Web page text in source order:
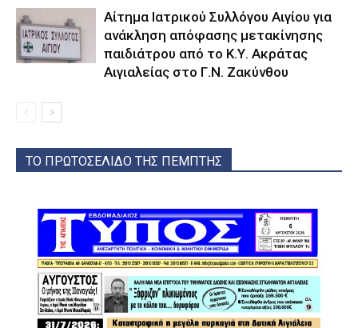
Αίτημα Ιατρικού Συλλόγου Αιγίου για
ανάκληση απόφασης μετακίνησης
παιδιάτρου από το Κ.Υ. Ακράτας
Αιγιαλείας στο Γ.Ν. Ζακύνθου
ΤΟ ΠΡΩΤΟΣΕΛΙΔΟ ΤΗΣ ΠΕΜΠΤΗΣ